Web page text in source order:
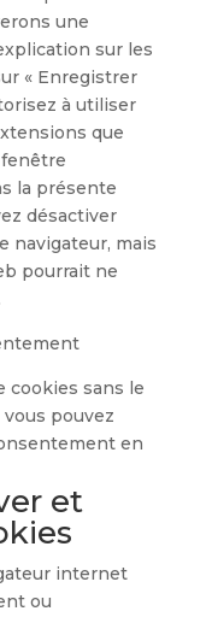
une
sur les
« Enregistrer
à utiliser
que
la présente
désactiver
navigateur, mais
pourrait ne
cookies sans le
pouvez
en
et
internet
ou